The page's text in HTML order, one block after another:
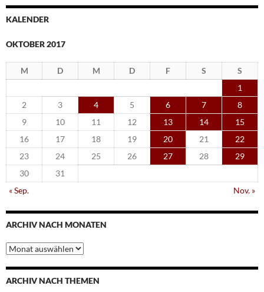
KALENDER
OKTOBER 2017
M D M D F S
S
1
2
3 4 5 6 7
8
9
10 11 12 13 14
15
16
17 18 19 20 21
22
23
24 25 26 27 28
29
30
31
« Sep.
Nov. »
ARCHIV NACH MONATEN
Archiv
nach
Monaten
ARCHIV NACH THEMEN